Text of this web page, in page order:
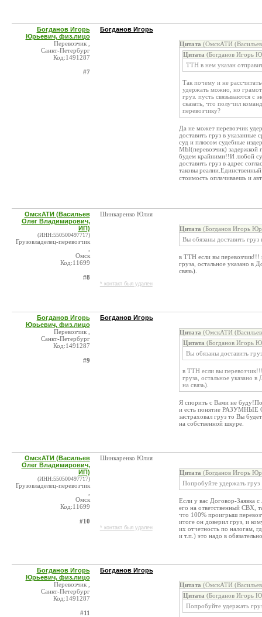
Богданов Игорь
Юрьевич, физ.лицо
Перевозчик ,
Санкт-Петербург
Код:1491287
#7
Богданов Игорь
Цитата (ОмскАТИ
Цитата (Богданов Игорь
ТТН в нем указан
Так почему и не
удержать можно, но
груз. пусть связываются с
сказать, что получил
перевозчику?
Да не может перевозчик
доставить груз в
суд и плюсом судебные
МЫ(перевозчик) задержкой
будем крайними!!И любой
доставить груз в адрес
таковы
стоимость оплачиваешь и
ОмскАТИ (Васильев
Олег Владимирович,
ИП)
(ИНН:550500497717)
Грузовладелец-перевозчик
Омск
Код:11699
#8
Шинкаренко Юлия
* контакт был удален
Цитата (Богданов Игорь
Вы обязаны доставить
в ТТН если вы перевозчик!!!
груза, остальное указано в
связь).
Богданов Игорь
Юрьевич, физ.лицо
Перевозчик ,
Санкт-Петербург
Код:1491287
#9
Богданов Игорь
Цитата (ОмскАТИ
Цитата (Богданов Игорь
Вы обязаны доставить
в ТТН если вы перевозчик!!!
груза, остальное указано
на связь).
Я спорить с Вами не
и есть понятие РАЗУМНЫЕ
застраховал груз то Вы
на собственной шкуре.
ОмскАТИ (Васильев
Олег Владимирович,
ИП)
(ИНН:550500497717)
Грузовладелец-перевозчик
Омск
Код:11699
#10
Шинкаренко Юлия
* контакт был удален
Цитата (Богданов Игорь
Попробуйте удержать груз
Если у вас Договор-Заявка
его на ответственный СВХ,
что 100% проигрыш
итоге он доверил груз, и
их отчетность по налогам,
и т.п.) это надо в
Богданов Игорь
Юрьевич, физ.лицо
Перевозчик ,
Санкт-Петербург
Код:1491287
#11
Богданов Игорь
Цитата (ОмскАТИ
Цитата (Богданов Игорь
Попробуйте удержать